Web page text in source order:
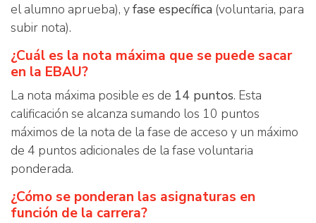
el alumno aprueba), yfase específica (voluntaria, para
subir nota).
¿Cuál es la nota máxima que se puede sacar
en la EBAU?
La nota máxima posible es de 14 puntos. Esta
calificación se alcanza sumando los 10 puntos
máximos de la nota de la fase de acceso y un máximo
de 4 puntos adicionales de la fase voluntaria
ponderada.
¿Cómo se ponderan las asignaturas en
función de la carrera?